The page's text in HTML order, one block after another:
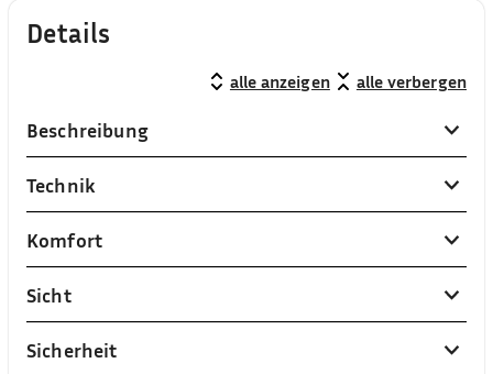
Details
alle anzeigen alle verbergen
Beschreibung
Technik
Komfort
Sicht
Sicherheit